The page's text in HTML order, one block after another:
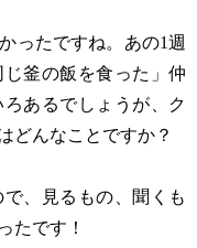
ったですね。あの1週
釜の飯を食った」仲
あるでしょうが、ク
どんなことですか？
、見るもの、聞くも
たです！